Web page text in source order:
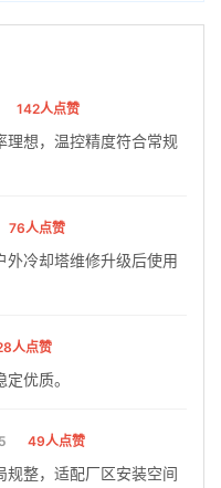
142人点赞
理想，温控精度符合常规
76人点赞
外冷却塔维修升级后使用
人点赞
优质。
49人点赞
规整，适配厂区安装空间